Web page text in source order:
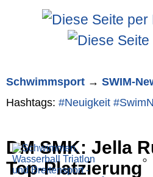
Schwimm­sport → SWIM-
Hashtags: #Neuigkeit
DM SMK: Jella
Top-Platzierung